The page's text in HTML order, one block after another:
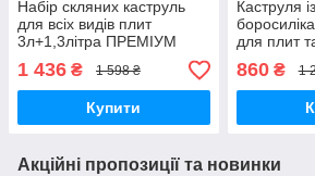
Набір скляних каструль
для всіх видів плит
3л+1,3літра ПРЕМІУМ
1 436 ₴ 1 598 ₴
Купити
Каструля
для плит
860₴ 1
Акційні пропозиції та новинки